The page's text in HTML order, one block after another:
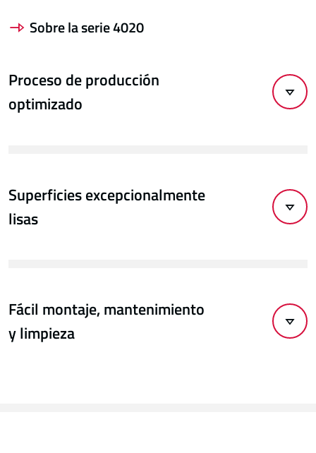
Sobre la serie 4020
Proceso de producción
optimizado
Superficies excepcionalmente
lisas
Fácil montaje, mantenimiento
y limpieza